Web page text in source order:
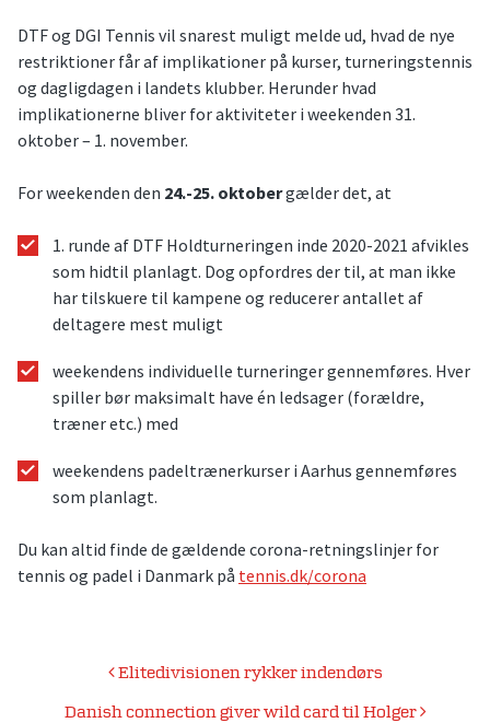
DTF og DGI Tennis vil snarest muligt melde ud, hvad de nye
restriktioner får af implikationer på kurser, turneringstennis
og dagligdagen i landets klubber. Herunder hvad
implikationerne bliver for aktiviteter i weekenden 31.
oktober – 1. november.
For weekenden den 24.-25. oktobergælder det, at
1. runde af DTF Holdturneringen inde 2020-2021 afvikles
som hidtil planlagt. Dog opfordres der til, at man ikke
har tilskuere til kampene og reducerer antallet af
deltagere mest muligt
weekendens individuelle turneringer gennemføres. Hver
spiller bør maksimalt have én ledsager (forældre,
træner etc.) med
weekendens padeltrænerkurser i Aarhus gennemføres
som planlagt.
Du kan altid finde de gældende corona-retningslinjer for
tennis og padel i Danmark på tennis.dk/corona
Indlægsnavigation
Elitedivisionen rykker indendørs
Danish connection giver wild card til Holger